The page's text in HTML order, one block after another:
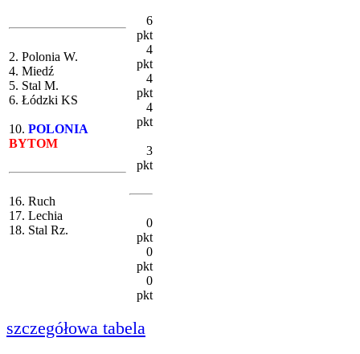
2. Polonia W.
4. Miedź
5. Stal M.
6. Łódzki KS
10. POLONIA
BYTOM
16. Ruch
17. Lechia
18. Stal Rz.
6
pkt
4
pkt
4
pkt
4
pkt
3
pkt
0
pkt
0
pkt
0
pkt
szczegółowa tabela